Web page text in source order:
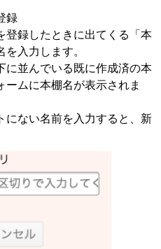
録
登録したときに出てくる「本
入力します。
に並んでいる既に作成済の本
ムに本棚名が表示されま
にない名前を入力すると、新